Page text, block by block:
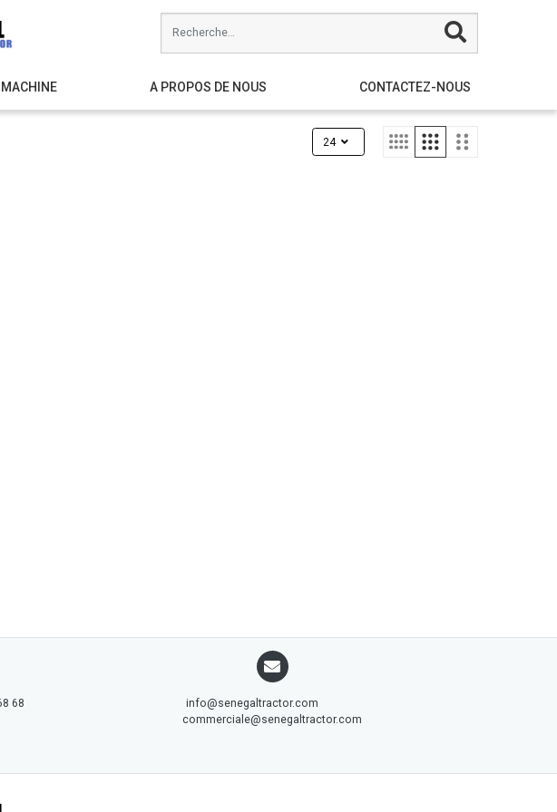
A PROPOS DE NOUS CONTACTEZ-NOUS
24
68
info@senegaltractor.com
commerciale@senegaltractor.com